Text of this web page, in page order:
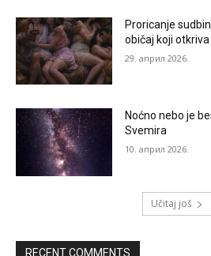
Proricanje
običaj koji
29. април 2026.
Noćno nebo je
Svemira
10. април 2026.
Učitaj još
RECENT COMMENTS